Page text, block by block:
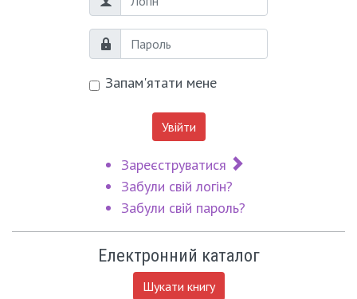
Логін
Пароль
Запам'ятати мене
Увійти
Зареєструватися
Забули свій логін?
Забули свій пароль?
Електронний каталог
Шукати книгу